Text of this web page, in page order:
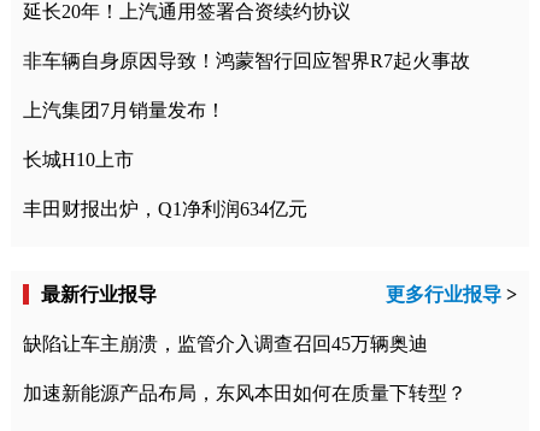
延长20年！上汽通用签署合资续约协议
非车辆自身原因导致！鸿蒙智行回应智界R7起火事故
上汽集团7月销量发布！
长城H10上市
丰田财报出炉，Q1净利润634亿元
最新行业报导 更多行业报导 >
缺陷让车主崩溃，监管介入调查召回45万辆奥迪
加速新能源产品布局，东风本田如何在质量下转型？